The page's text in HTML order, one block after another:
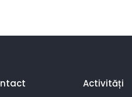
Activități